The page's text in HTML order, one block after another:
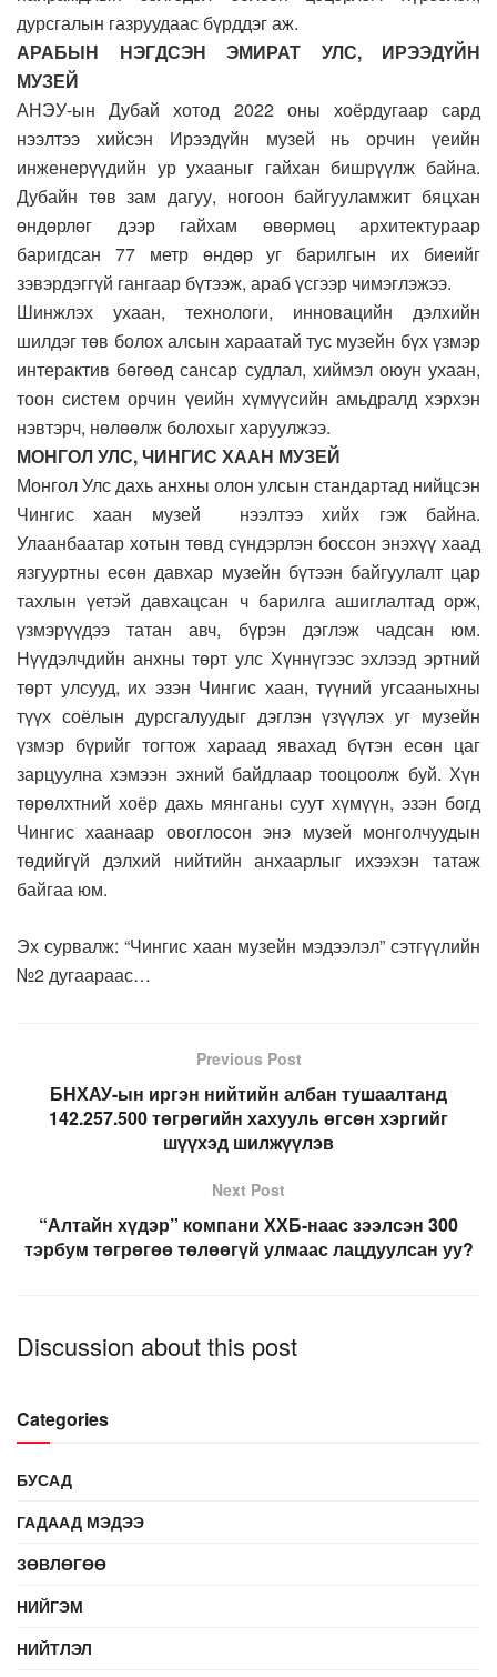
дурсгалын газруудаас бүрддэг аж.
АРАБЫН НЭГДСЭН ЭМИРАТ УЛС, ИРЭЭДҮЙН
МУЗЕЙ
АНЭУ-ын Дубай хотод 2022 оны хоёрдугаар сард
нээлтээ хийсэн Ирээдүйн музей нь орчин үеийн
инженерүүдийн ур ухааныг гайхан бишрүүлж байна.
Дубайн төв зам дагуу, ногоон байгууламжит бяцхан
өндөрлөг дээр гайхам өвөрмөц архитектураар
баригдсан 77 метр өндөр уг барилгын их биеийг
зэвэрдэггүй гангаар бүтээж, араб үсгээр чимэглэжээ.
Шинжлэх ухаан, технологи, инновацийн дэлхийн
шилдэг төв болох алсын хараатай тус музейн бүх үзмэр
интерактив бөгөөд сансар судлал, хиймэл оюун ухаан,
тоон систем орчин үеийн хүмүүсийн амьдралд хэрхэн
нэвтэрч, нөлөөлж болохыг харуулжээ.
МОНГОЛ УЛС, ЧИНГИС ХААН МУЗЕЙ
Монгол Улс дахь анхны олон улсын стандартад нийцсэн
Чингис хаан музей нээлтээ хийх гэж байна.
Улаанбаатар хотын төвд сүндэрлэн боссон энэхүү хаад
язгууртны есөн давхар музейн бүтээн байгуулалт цар
тахлын үетэй давхацсан ч барилга ашиглалтад орж,
үзмэрүүдээ татан авч, бүрэн дэглэж чадсан юм.
Нүүдэлчдийн анхны төрт улс Хүннүгээс эхлээд эртний
төрт улсууд, их эзэн Чингис хаан, түүний угсааныхны
түүх соёлын дурсгалуудыг дэглэн үзүүлэх уг музейн
үзмэр бүрийг тогтож хараад явахад бүтэн есөн цаг
зарцуулна хэмээн эхний байдлаар тооцоолж буй. Хүн
төрөлхтний хоёр дахь мянганы суут хүмүүн, эзэн богд
Чингис хаанаар овоглосон энэ музей монголчуудын
төдийгүй дэлхий нийтийн анхаарлыг ихээхэн татаж
байгаа юм.
Эх сурвалж: “Чингис хаан музейн мэдээлэл” сэтгүүлийн
№2 дугаараас…
Previous Post
БНХАУ-ын иргэн нийтийн албан тушаалтанд
142.257.500 төгрөгийн хахууль өгсөн хэргийг
шүүхэд шилжүүлэв
Next Post
“Алтайн хүдэр” компани ХХБ-наас зээлсэн 300
тэрбум төгрөгөө төлөөгүй улмаас лацдуулсан уу?
Discussion about this post
Categories
БУСАД
ГАДААД МЭДЭЭ
ЗӨВЛӨГӨӨ
НИЙГЭМ
НИЙТЛЭЛ